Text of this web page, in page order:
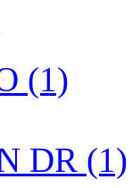
(1)
DR (1)